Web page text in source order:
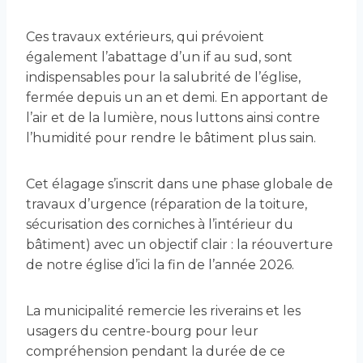
Ces travaux extérieurs, qui prévoient
également l’abattage d’un if au sud, sont
indispensables pour la salubrité de l’église,
fermée depuis un an et demi. En apportant de
l’air et de la lumière, nous luttons ainsi contre
l’humidité pour rendre le bâtiment plus sain.
Cet élagage s’inscrit dans une phase globale de
travaux d’urgence (réparation de la toiture,
sécurisation des corniches à l’intérieur du
bâtiment) avec un objectif clair : la réouverture
de notre église d’ici la fin de l’année 2026.
La municipalité remercie les riverains et les
usagers du centre-bourg pour leur
compréhension pendant la durée de ce